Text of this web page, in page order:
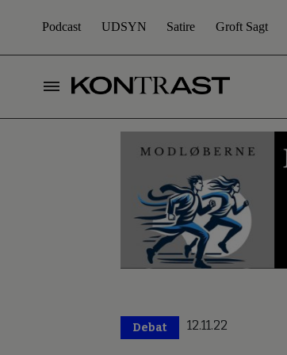
Podcast UDSYN Satire Groft Sagt
Debat 12.11.22